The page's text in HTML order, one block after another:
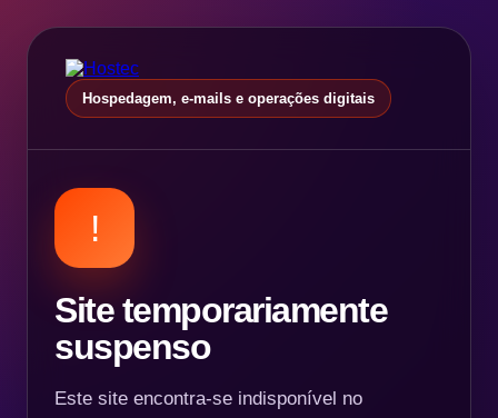
Hospedagem, e-mails e operações digitais
!
Site temporariamente
suspenso
Este site encontra-se indisponível no